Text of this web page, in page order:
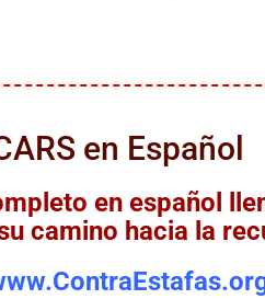
en Español
en español
camino hacia la